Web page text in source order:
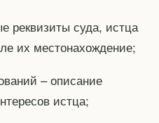
реквизиты суда, истца
их местонахождение;
– описание
истца;